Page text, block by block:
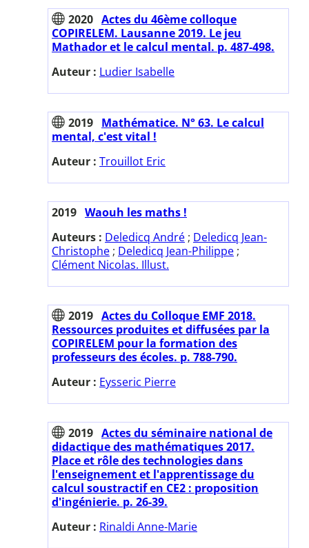
2020 Actes du 46ème colloque
COPIRELEM. Lausanne 2019. Le jeu
Mathador et le calcul mental. p. 487-498.
Auteur : Ludier Isabelle
2019 Mathématice. N° 63. Le calcul
mental, c'est vital !
Auteur : Trouillot Eric
2019 Waouh les maths !
Auteurs : Deledicq André ; Deledicq Jean-
Christophe ; Deledicq Jean-Philippe ;
Clément Nicolas. Illust.
2019 Actes du Colloque EMF 2018.
Ressources produites et diffusées par la
COPIRELEM pour la formation des
professeurs des écoles. p. 788-790.
Auteur : Eysseric Pierre
2019 Actes du séminaire national de
didactique des mathématiques 2017.
Place et rôle des technologies dans
l'enseignement et l'apprentissage du
calcul soustractif en CE2 : proposition
d'ingénierie. p. 26-39.
Auteur : Rinaldi Anne-Marie